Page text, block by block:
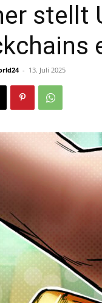
stellt
- 13. Juli 2025